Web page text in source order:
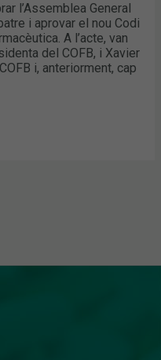
l’Assemblea General
i aprovar el nou Codi
A l’acte, van
del COFB, i Xavier
i, anteriorment, cap